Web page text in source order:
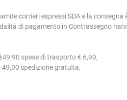
corrieri espressi SDA e la
di pagamento in Contrassegno
spese di trasporto € 6,90;
spedizione gratuita.